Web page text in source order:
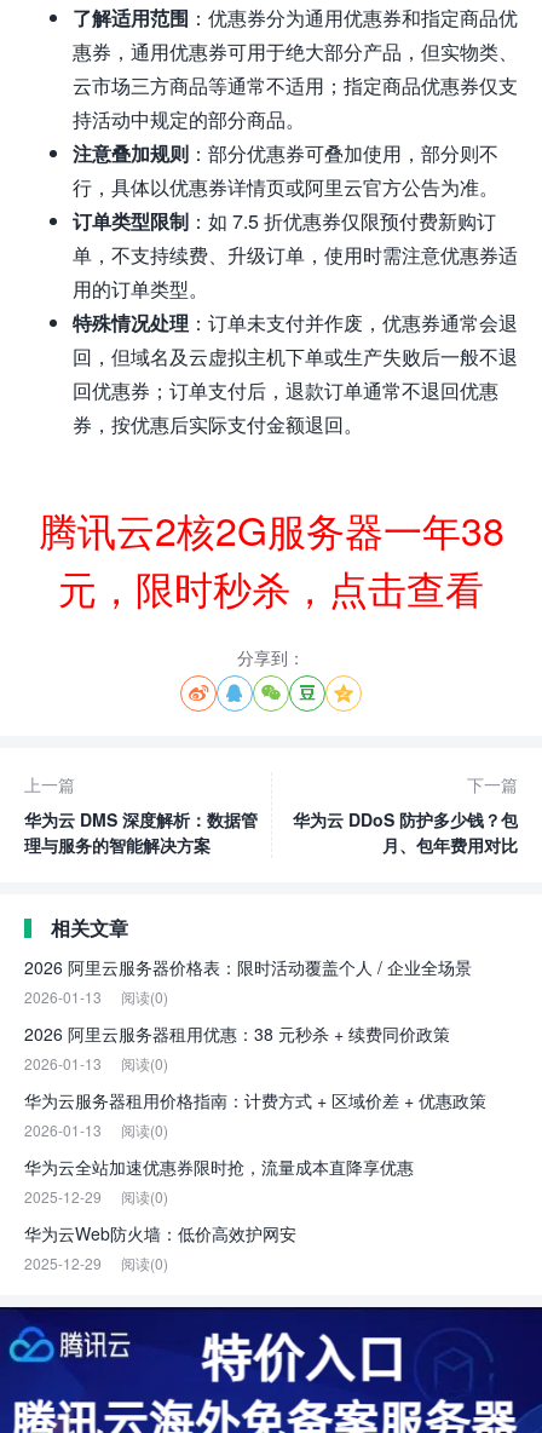
了解适用范围 ：优惠券分为通用优惠券和指定商品优
惠券，通用优惠券可用于绝大部分产品，但实物类、
云市场三方商品等通常不适用；指定商品优惠券仅支
持活动中规定的部分商品。
注意叠加规则 ：部分优惠券可叠加使用，部分则不
行，具体以优惠券详情页或阿里云官方公告为准。
订单类型限制 ：如 7.5 折优惠券仅限预付费新购订
单，不支持续费、升级订单，使用时需注意优惠券适
用的订单类型。
特殊情况处理 ：订单未支付并作废，优惠券通常会退
回，但域名及云虚拟主机下单或生产失败后一般不退
回优惠券；订单支付后，退款订单通常不退回优惠
券，按优惠后实际支付金额退回。
腾讯云2核2G服务器一年38
元，限时秒杀，点击查看
分享到：
    
上一篇
华为云 DMS 深度解析：数据管
理与服务的智能解决方案
下一篇
华为云 DDoS 防护多少钱？包
月、包年费用对比
相关文章
2026 阿里云服务器价格表：限时活动覆盖个人 / 企业全场景
2026-01-13 阅读(0)
2026 阿里云服务器租用优惠：38 元秒杀 + 续费同价政策
2026-01-13 阅读(0)
华为云服务器租用价格指南：计费方式 + 区域价差 + 优惠政策
2026-01-13 阅读(0)
华为云全站加速优惠券限时抢，流量成本直降享优惠
2025-12-29 阅读(0)
华为云Web防火墙：低价高效护网安
2025-12-29 阅读(0)